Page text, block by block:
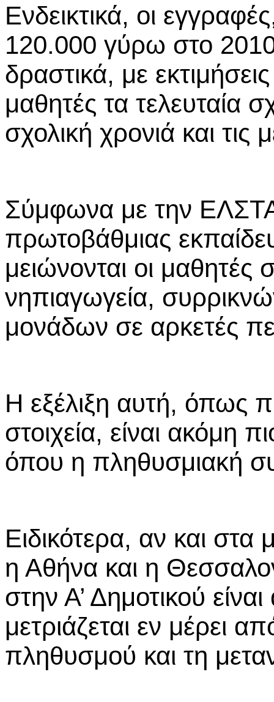
Ενδεικτικά, οι
120.000 γύρω στο
δραστικά, με
μαθητές τα τελευταία
σχολική χρονιά και
Σύμφωνα με την
πρωτοβάθμιας
μειώνονται οι μαθητές
νηπιαγωγεία,
μονάδων σε αρκετές
Η εξέλιξη αυτή, όπως
στοιχεία, είναι ακόμη
όπου η πληθυσμιακή
Ειδικότερα, αν και
η Αθήνα και η
στην Α’ Δημοτικού
μετριάζεται εν μέρει
πληθυσμού και τη